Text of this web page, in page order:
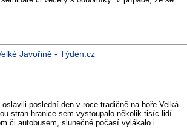
Javořině - Týden.cz
poslední den v roce tradičně na hoře Velká
stran hranice sem vystoupalo několik tisíc lidí.
či autobusem, slunečné počasí vylákalo i ...